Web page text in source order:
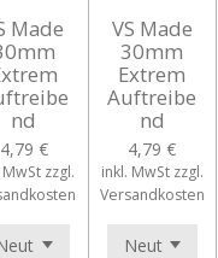
Made
nd
4,79 €
zzgl.
VS Made
30mm
Extrem
Auftreibe
nd
4,79 €
inkl. MwSt zzgl.
Versandkosten